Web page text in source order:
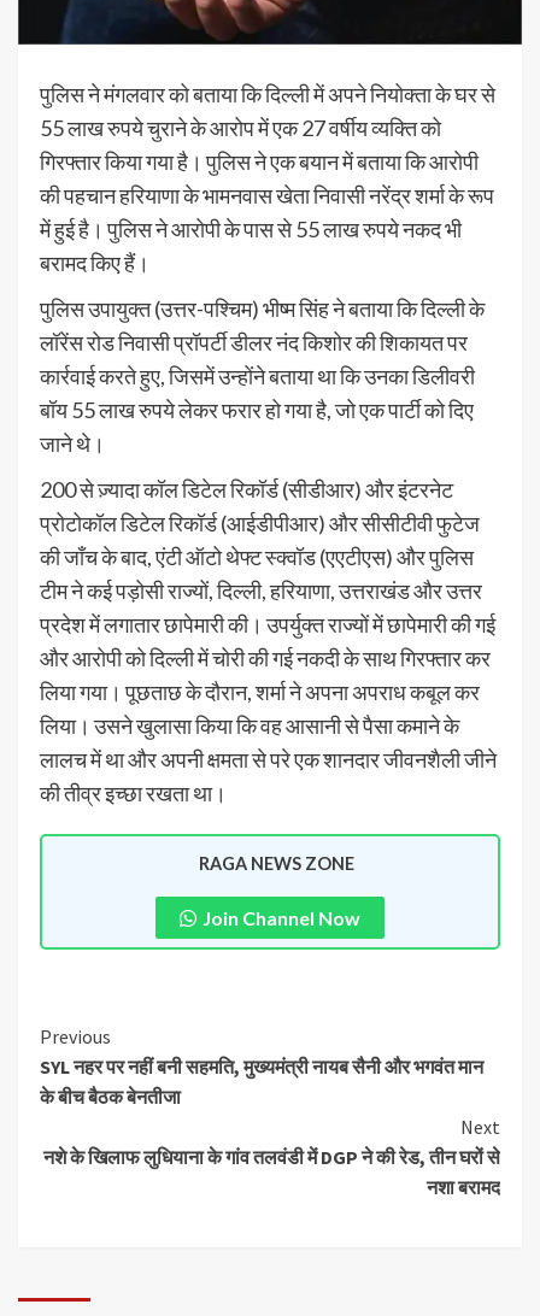
पुलिस ने मंगलवार को बताया कि दिल्ली में अपने नियोक्ता के घर से
55 लाख रुपये चुराने के आरोप में एक 27 वर्षीय व्यक्ति को
गिरफ्तार किया गया है। पुलिस ने एक बयान में बताया कि आरोपी
की पहचान हरियाणा के भामनवास खेता निवासी नरेंद्र शर्मा के रूप
में हुई है। पुलिस ने आरोपी के पास से 55 लाख रुपये नकद भी
बरामद किए हैं।
पुलिस उपायुक्त (उत्तर-पश्चिम) भीष्म सिंह ने बताया कि दिल्ली के
लॉरेंस रोड निवासी प्रॉपर्टी डीलर नंद किशोर की शिकायत पर
कार्रवाई करते हुए, जिसमें उन्होंने बताया था कि उनका डिलीवरी
बॉय 55 लाख रुपये लेकर फरार हो गया है, जो एक पार्टी को दिए
जाने थे।
200 से ज़्यादा कॉल डिटेल रिकॉर्ड (सीडीआर) और इंटरनेट
प्रोटोकॉल डिटेल रिकॉर्ड (आईडीपीआर) और सीसीटीवी फुटेज
की जाँच के बाद, एंटी ऑटो थेफ्ट स्क्वॉड (एएटीएस) और पुलिस
टीम ने कई पड़ोसी राज्यों, दिल्ली, हरियाणा, उत्तराखंड और उत्तर
प्रदेश में लगातार छापेमारी की। उपर्युक्त राज्यों में छापेमारी की गई
और आरोपी को दिल्ली में चोरी की गई नकदी के साथ गिरफ्तार कर
लिया गया। पूछताछ के दौरान, शर्मा ने अपना अपराध कबूल कर
लिया। उसने खुलासा किया कि वह आसानी से पैसा कमाने के
लालच में था और अपनी क्षमता से परे एक शानदार जीवनशैली जीने
की तीव्र इच्छा रखता था।
RAGA NEWS ZONE
Join Channel Now
Previous
SYL नहर पर नहीं बनी सहमति, मुख्यमंत्री नायब सैनी और भगवंत मान
के बीच बैठक बेनतीजा
Next
नशे के खिलाफ लुधियाना के गांव तलवंडी में DGP ने की रेड, तीन घरों से
नशा बरामद